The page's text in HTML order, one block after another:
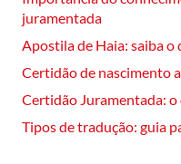
juramentada
Apostila de Haia: saiba o
Certidão de nascimento
Certidão Juramentada: o
Tipos de tradução: guia